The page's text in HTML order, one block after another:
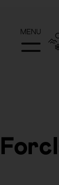
MENU